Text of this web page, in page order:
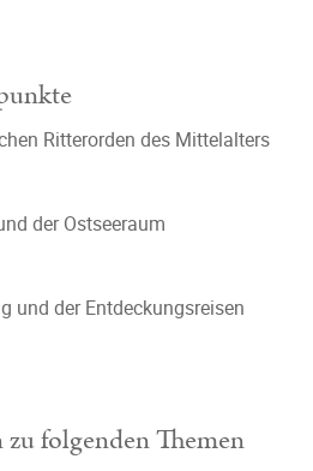
Ritterorden des Mittelalters
der Ostseeraum
und der Entdeckungsreisen
folgenden Themen